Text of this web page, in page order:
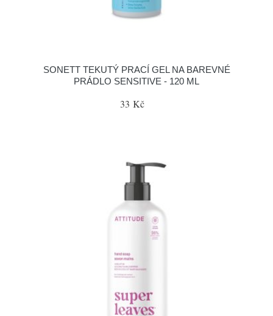
SONETT TEKUTÝ PRACÍ GEL NA BAREVNÉ
PRÁDLO SENSITIVE - 120 ML
33 Kč